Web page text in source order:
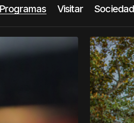
Programas Visitar
dedica dia à